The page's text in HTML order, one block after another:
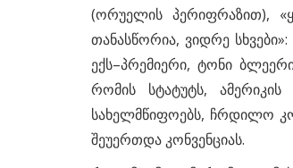
(ორუელის პერიფრაზით),
თანასწორია, ვიდრე
ექს–პრემიერი, ტონი
რომის სტატუტს,
სახელმწიფოებს, ჩრდილო
შეუერთდა კონვენციას.